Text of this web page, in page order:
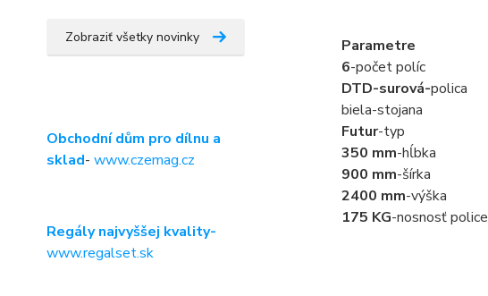
Zobraziť všetky novinky
Obchodní dům pro dílnu a
sklad- www.czemag.cz
Regály najvyššej kvality-
www.regalset.sk
Parametre
6-počet políc
DTD-surová-polica
biela-stojana
Futur-typ
350 mm-hĺbka
900 mm-šírka
2400 mm-výška
175 KG-nosnosť police